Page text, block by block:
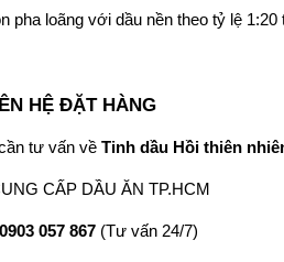
pha loãng với dầu nền theo tỷ lệ
HỆ ĐẶT HÀNG
tư vấn vềTinh dầu Hồi thiên
CẤP DẦU ĂN TP.HCM
0903 057 867 (Tư vấn 24/7)